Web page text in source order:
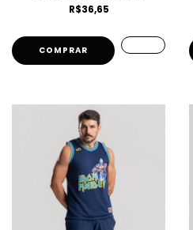
R$36,65
COMPRAR